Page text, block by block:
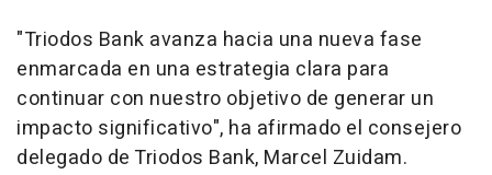
"Triodos Bank avanza hacia una nueva fase
enmarcada en una estrategia clara para
continuar con nuestro objetivo de generar un
impacto significativo", ha afirmado el consejero
delegado de Triodos Bank, Marcel Zuidam.